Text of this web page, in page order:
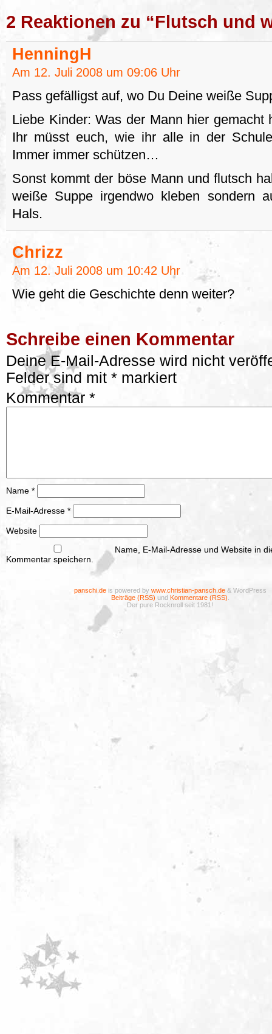
2 Reaktionen zu “Flutsch und
HenningH
Am 12. Juli 2008 um 09:06 Uhr
Pass gefälligst auf, wo Du Deine weiße
Liebe Kinder: Was der Mann hier gemacht
Ihr müsst euch, wie ihr alle in der
Immer immer schützen…
Sonst kommt der böse Mann und flutsch
weiße Suppe irgendwo kleben sondern
Hals.
Chrizz
Am 12. Juli 2008 um 10:42 Uhr
Wie geht die Geschichte denn weiter?
Schreibe einen Kommentar
Deine E-Mail-Adresse wird nicht
Felder sind mit * markiert
Kommentar *
Name *
E-Mail-Adresse *
Website
Name, E-Mail-Adresse und Website in
Kommentar speichern.
panschi.deis powered by www.christian-pansch.de& WordPress
Beiträge (RSS) und Kommentare (RSS)
Der pure Rocknroll seit 1981!